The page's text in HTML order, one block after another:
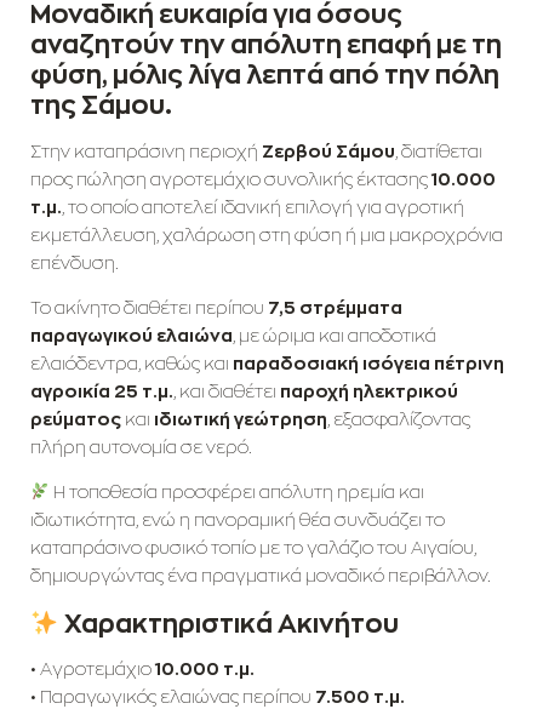
Μοναδική ευκαιρία για όσους
αναζητούν την απόλυτη επαφή με τη
φύση, μόλις λίγα λεπτά από την πόλη
της Σάμου.
Στην καταπράσινη περιοχή Ζερβού Σάμου , διατίθεται
προς πώληση αγροτεμάχιο συνολικής έκτασης10.000
τ.μ. , το οποίο αποτελεί ιδανική επιλογή για αγροτική
εκμετάλλευση, χαλάρωση στη φύση ή μια μακροχρόνια
επένδυση.
Το ακίνητο διαθέτει περίπου 7,5 στρέμματα
παραγωγικού ελαιώνα , με ώριμα και αποδοτικά
ελαιόδεντρα, καθώς και παραδοσιακή ισόγεια πέτρινη
αγροικία 25 τ.μ. , και διαθέτει παροχή ηλεκτρικού
ρεύματος και ιδιωτική γεώτρηση , εξασφαλίζοντας
πλήρη αυτονομία σε νερό.
Η τοποθεσία προσφέρει απόλυτη ηρεμία και
ιδιωτικότητα, ενώ η πανοραμική θέα συνδυάζει το
καταπράσινο φυσικό τοπίο με το γαλάζιο του Αιγαίου,
δημιουργώντας ένα πραγματικά μοναδικό περιβάλλον.
Χαρακτηριστικά Ακινήτου
• Αγροτεμάχιο10.000 τ.μ.
• Παραγωγικός ελαιώνας περίπου 7.500 τ.μ.